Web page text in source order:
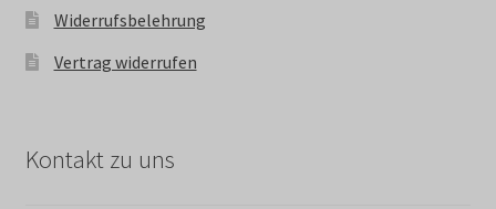
Widerrufsbelehrung
Vertrag widerrufen
Kontakt zu uns